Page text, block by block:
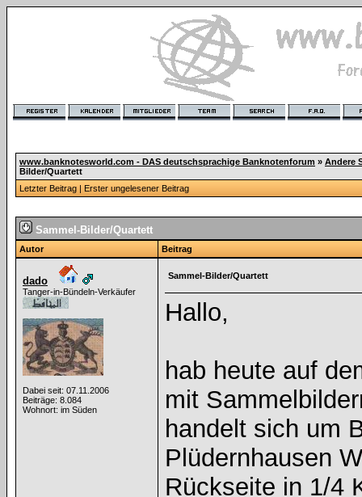
www.banknotesworld.com - DAS deutschsprachige Banknotenforum » Andere
Bilder/Quartett
Letzter Beitrag | Erster ungelesener Beitrag
Sammel-Bilder/Quartett
Autor Beitrag
dado
Tanger-in-Bündeln-Verkäufer
Dabei seit: 07.11.2006
Beiträge: 8.084
Wohnort: im Süden
Sammel-Bilder/Quartett
Hallo,
hab heute auf
mit
handelt sich um
Plüdernhausen
Rückseite in 1/4